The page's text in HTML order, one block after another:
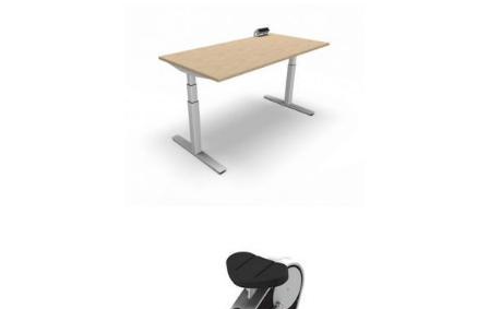
MARKANT M04
Bureaustoelen